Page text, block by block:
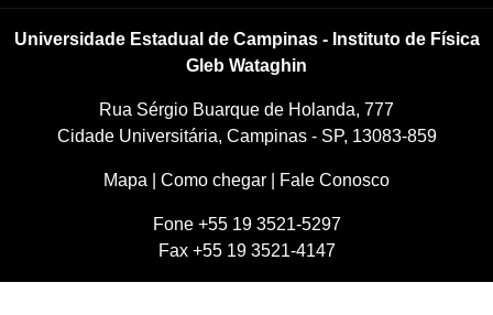
Universidade Estadual de Campinas - Instituto de Física
Gleb Wataghin
Rua Sérgio Buarque de Holanda, 777
Cidade Universitária, Campinas - SP, 13083-859
Mapa Como chegar Fale Conosco
Fone +55 19 3521-5297
Fax +55 19 3521-4147